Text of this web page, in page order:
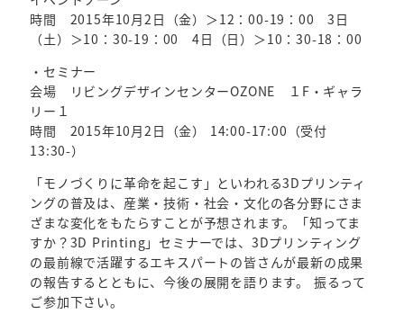
時間 2015年10月2日（金）＞12：00-19：00 3日
（土）＞10：30-19：00 4日（日）＞10：30-18：00
・セミナー
会場 リビングデザインセンターOZONE １F・ギャラ
リー１
時間 2015年10月2日（金） 14:00-17:00（受付
13:30-）
「モノづくりに革命を起こす」といわれる3Dプリンティ
ングの普及は、産業・技術・社会・文化の各分野にさま
ざまな変化をもたらすことが予想されます。「知ってま
すか？3D Printing」セミナーでは、3Dプリンティング
の最前線で活躍するエキスパートの皆さんが最新の成果
の報告するとともに、今後の展開を語ります。 振るって
ご参加下さい。